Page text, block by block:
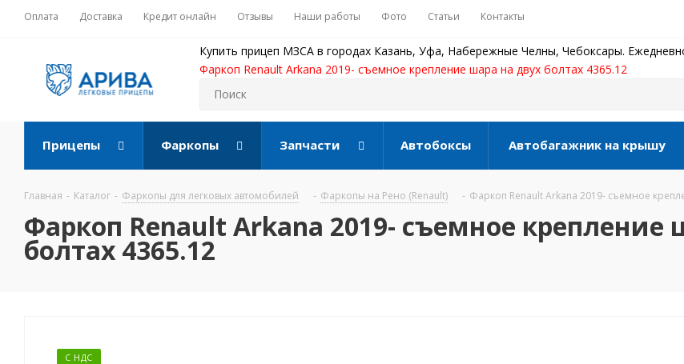
Оплата Доставка Кредит онлайн Отзывы Наши работы Фото Статьи Контакты
Купить прицеп МЗСА в городах Казань, Уфа, Набережные Челны, Чебоксары.
Фаркоп Renault Arkana 2019- съемное крепление шара на двух болтах 4365.12
Прицепы Фаркопы Запчасти Автобоксы Автобагажник на крышу
Главная - Каталог - Фаркопы для легковых автомобилей - Фаркопы на Рено (Renault) - Фаркоп Renault Arkana 2019- съемное
Фаркоп Renault Arkana 2019- съемное крепление
болтах 4365.12
С НДС